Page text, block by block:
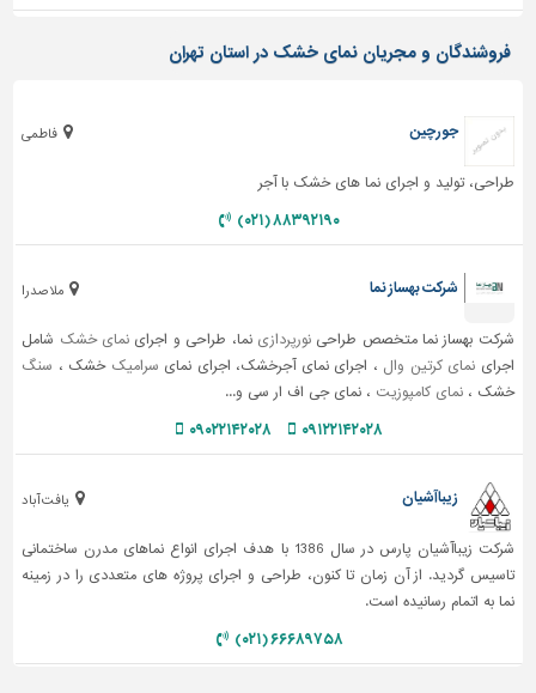
فروشندگان و مجریان نمای خشک در استان تهران
فاطمی جورچین
طراحی، تولید و اجرای نما های خشک با آجر
۸۸۳۹۲۱۹۰ (۰۲۱)
ملاصدرا شرکت بهساز نما
شرکت بهساز نما متخصص طراحینورپردازی نما، طراحی و اجراینمای خشک شامل
اجرای نمای کرتین وال ، اجرای نمای آجرخشک، اجرای نمای سرامیک خشک ، سنگ
خشک ،نمای کامپوزیت ، نمای جی اف ار سی و...
۰۹۱۲۲۱۴۲۰۲۸ ۰۹۰۲۲۱۴۲۰۲۸
یافت آباد زیباآشیان
شرکت زیباآشیان پارس در سال 1386 با هدف اجرای انواع نماهای مدرن ساختمانی
تاسیس گردید. از آن زمان تا کنون، طراحی و اجرای پروژه های متعددی را در زمینه
نما به اتمام رسانیده است.
۶۶۶۸۹۷۵۸ (۰۲۱)